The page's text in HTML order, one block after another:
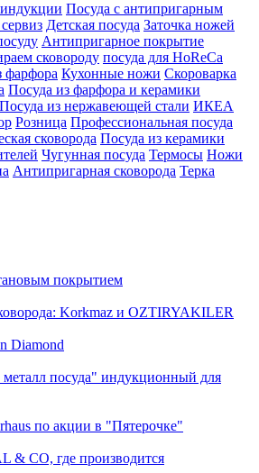
Посуда с антипригарным
Детская посуда Заточка ножей
Антипригарное покрытие
сковороду посуда для HoReCa
фарфора Кухонные ножи Скороварка
Посуда из фарфора и керамики
Посуда из нержавеющей стали ИКЕА
Розница Профессиональная посуда
сковорода Посуда из керамики
Чугунная посуда Термосы Ножи
Антипригарная сковорода Терка
покрытием
Korkmaz и OZTIRYAKILER
Diamond
посуда" индукционный для
по акции в "Пятерочке"
& CO, где производится